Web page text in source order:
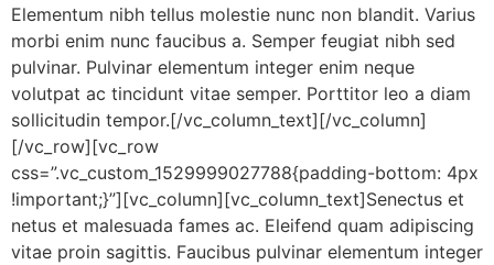
Elementum nibh tellus molestie nunc non blandit. Varius
morbi enim nunc faucibus a. Semper feugiat nibh sed
pulvinar. Pulvinar elementum integer enim neque
volutpat ac tincidunt vitae semper. Porttitor leo a diam
sollicitudin tempor.[/vc_column_text][/vc_column]
[/vc_row][vc_row
css=”.vc_custom_1529999027788{padding-bottom: 4px
!important;}”][vc_column][vc_column_text]Senectus et
netus et malesuada fames ac. Eleifend quam adipiscing
vitae proin sagittis. Faucibus pulvinar elementum integer